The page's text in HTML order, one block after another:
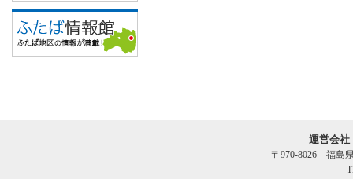
運営会
〒970-8026 福島